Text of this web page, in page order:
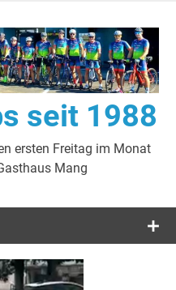
seit 1988
ersten Freitag im Monat
Mang